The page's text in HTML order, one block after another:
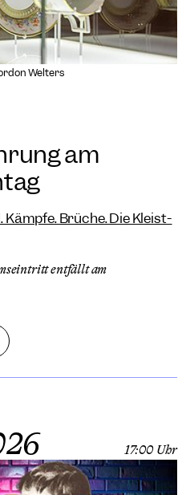
Welters
am
Brüche. Die Kleist-
entfällt am
17:00 Uhr